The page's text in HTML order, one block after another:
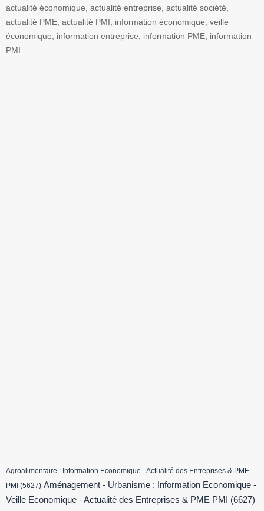
actualité économique, actualité entreprise, actualité société,
actualité PME, actualité PMI, information économique, veille
économique, information entreprise, information PME, information
PMI
Agroalimentaire : Information Economique - Actualité des Entreprises & PME
PMI (5627) Aménagement - Urbanisme : Information Economique -
Veille Economique - Actualité des Entreprises & PME PMI
(6627)